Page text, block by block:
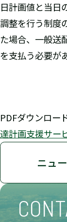
日計画値と当日
調整を行う制度
た場合、一般送
を支払う必要が
PDFダウンロー
達計画支援サー
ニュ